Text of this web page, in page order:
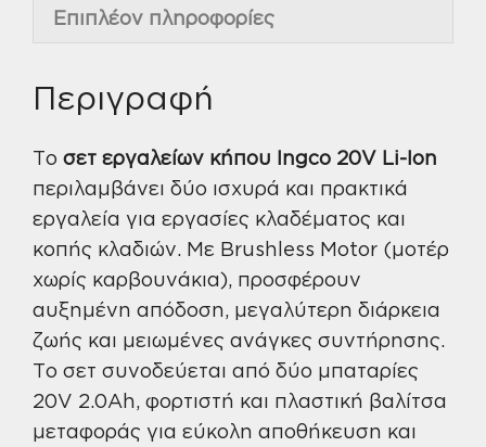
ποσότητα
Επιπλέον πληροφορίες
Περιγραφή
Το σετ εργαλείων κήπου Ingco 20V Li-Ion
περιλαμβάνει δύο ισχυρά και πρακτικά
εργαλεία για εργασίες κλαδέματος και
κοπής κλαδιών. Με Brushless Motor (μοτέρ
χωρίς καρβουνάκια), προσφέρουν
αυξημένη απόδοση, μεγαλύτερη διάρκεια
ζωής και μειωμένες ανάγκες συντήρησης.
Το σετ συνοδεύεται από δύο μπαταρίες
20V 2.0Ah, φορτιστή και πλαστική βαλίτσα
μεταφοράς για εύκολη αποθήκευση και